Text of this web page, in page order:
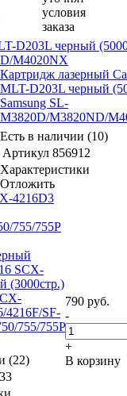
условия
заказа
D203L черный
M4020NX
Картридж лазерный
MLT-D203L черный
Samsung SL-
M3820D/M3820ND/
Есть в наличии (10)
Артикул 856912
Характеристики
Отложить
4216D3
755/755P
SCX-
(3000стр.)
4216F/SF-
755/755P
(22)
790 руб.
-
+
В корзину